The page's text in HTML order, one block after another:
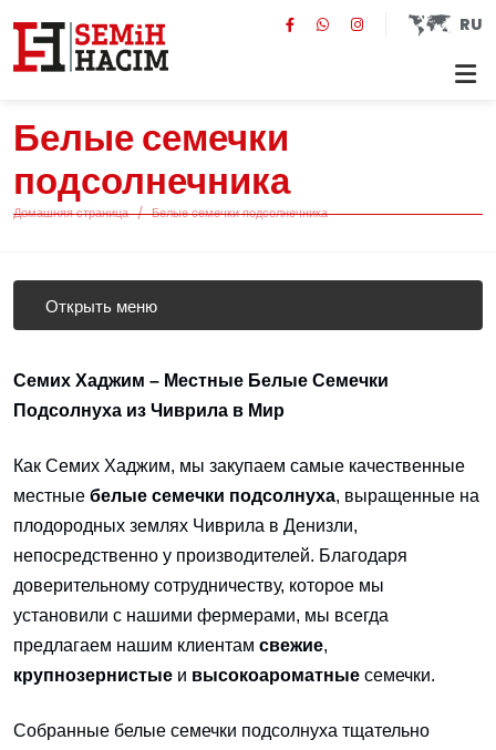
RU
Белые семечки
подсолнечника
Домашняя страница Белые семечки подсолнечника
Открыть меню
Семих Хаджим – Местные Белые Семечки
Подсолнуха из Чиврила в Мир
Как Семих Хаджим, мы закупаем самые качественные
местные белые семечки подсолнуха, выращенные на
плодородных землях Чиврила в Денизли,
непосредственно у производителей. Благодаря
доверительному сотрудничеству, которое мы
установили с нашими фермерами, мы всегда
предлагаем нашим клиентам свежие,
крупнозернистые и высокоароматные семечки.
Собранные белые семечки подсолнуха тщательно